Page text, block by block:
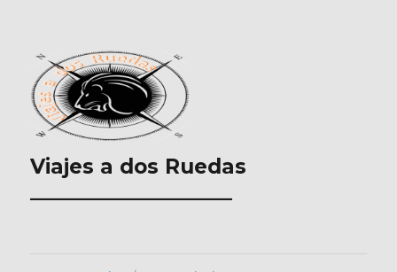
Viajes a dos Ruedas
___________________